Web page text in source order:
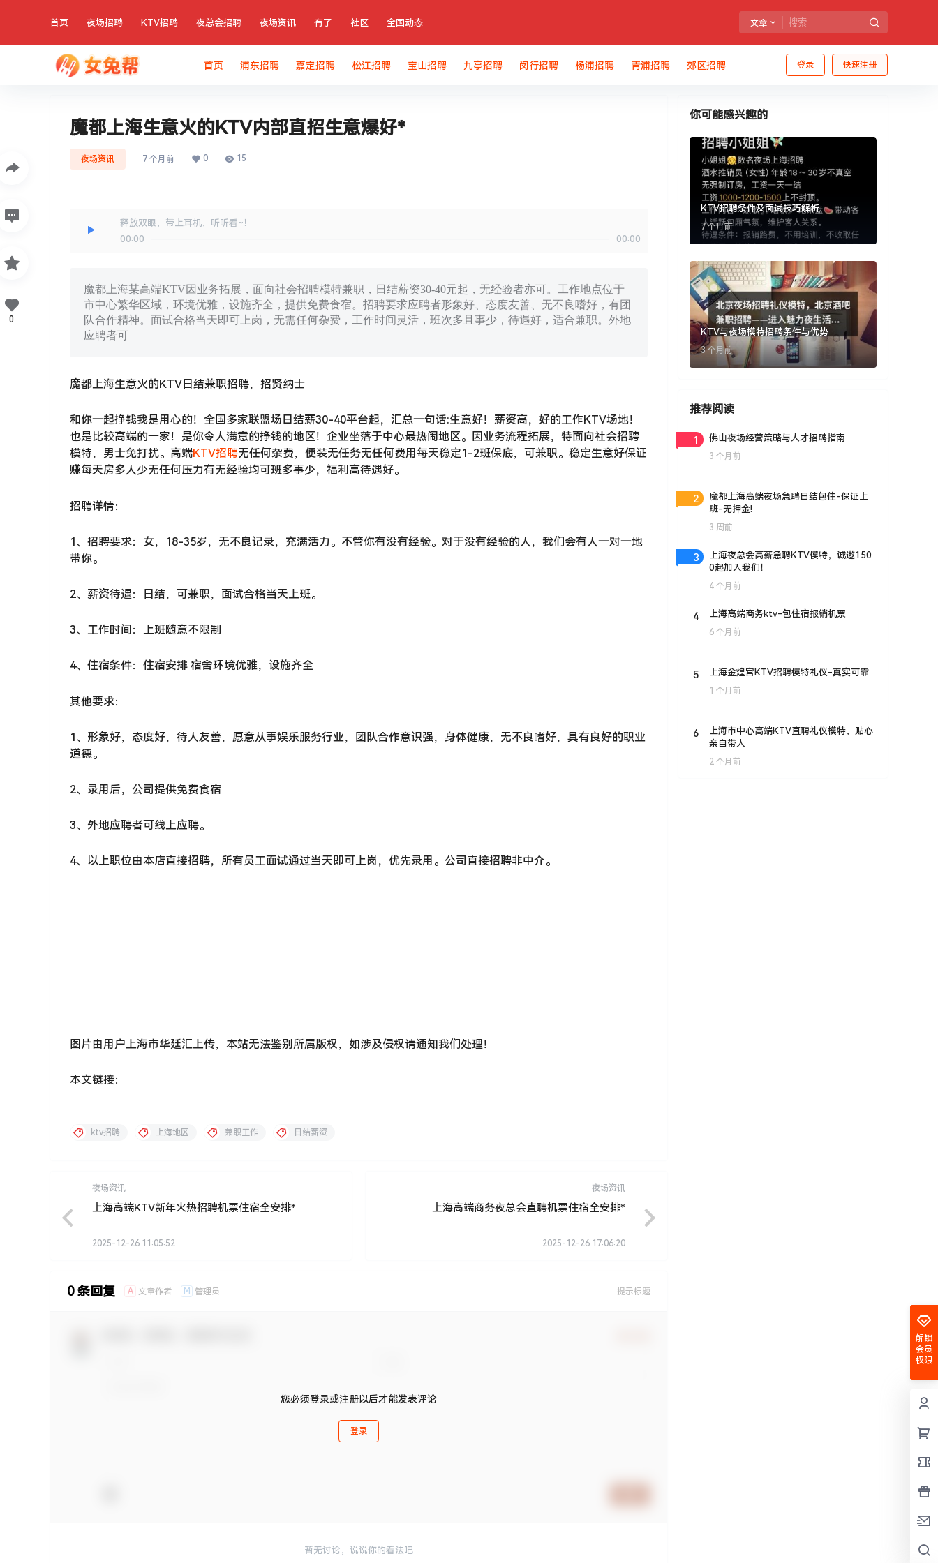
首页 夜场招聘 KTV招聘 夜总会招聘 夜场资讯 有了 社区 全国动态 文章
登录 快速注册
首页 浦东招聘 嘉定招聘 松江招聘 宝山招聘 九亭招聘 闵行招聘 杨浦招聘 青浦招聘 郊区招聘
魔都上海生意火的KTV内部直招生意爆好*
夜场资讯 7 个月前 0 15
释放双眼，带上耳机，听听看~！
00:00
00:00
魔都上海某高端KTV因业务拓展，面向社会招聘模特兼职，日结薪资30-40元起，无经验者亦可。工作地点位于
市中心繁华区域，环境优雅，设施齐全，提供免费食宿。招聘要求应聘者形象好、态度友善、无不良嗜好，有团
队合作精神。面试合格当天即可上岗，无需任何杂费，工作时间灵活，班次多且事少，待遇好，适合兼职。外地
应聘者可
魔都上海生意火的KTV日结兼职招聘，招贤纳士
和你一起挣钱我是用心的！全国多家联盟场日结薪30-40平台起，汇总一句话:生意好！薪资高，好的工作KTV场地！
也是比较高端的一家！是你令人满意的挣钱的地区！企业坐落于中心最热闹地区。因业务流程拓展，特面向社会招聘
模特，男士免打扰。高端KTV招聘无任何杂费，便装无任务无任何费用每天稳定1-2班保底，可兼职。稳定生意好保证
赚每天房多人少无任何压力有无经验均可班多事少，福利高待遇好。
招聘详情：
1、招聘要求：女，18-35岁，无不良记录，充满活力。不管你有没有经验。对于没有经验的人，我们会有人一对一地
带你。
2、薪资待遇：日结，可兼职，面试合格当天上班。
3、工作时间：上班随意不限制
4、住宿条件：住宿安排 宿舍环境优雅，设施齐全
其他要求：
1、形象好，态度好，待人友善，愿意从事娱乐服务行业，团队合作意识强，身体健康，无不良嗜好，具有良好的职业
道德。
2、录用后，公司提供免费食宿
3、外地应聘者可线上应聘。
4、以上职位由本店直接招聘，所有员工面试通过当天即可上岗，优先录用。公司直接招聘非中介。
0
你可能感兴趣的
KTV招聘条件及面试技巧解析
7 个月前
KTV与夜场模特招聘条件与优势
3 个月前
推荐阅读
1 佛山夜场经营策略与人才招聘指南
3 个月前
2
魔都上海高端夜场急聘日结包住-保证上
班-无押金!
3 周前
3
上海夜总会高薪急聘KTV模特，诚邀150
0起加入我们！
4 个月前
4 上海高端商务ktv-包住宿报销机票
6 个月前
5 上海金煌宫KTV招聘模特礼仪-真实可靠
1 个月前
6
上海市中心高端KTV直聘礼仪模特，贴心
亲自带人
2 个月前
解锁
会员
权限